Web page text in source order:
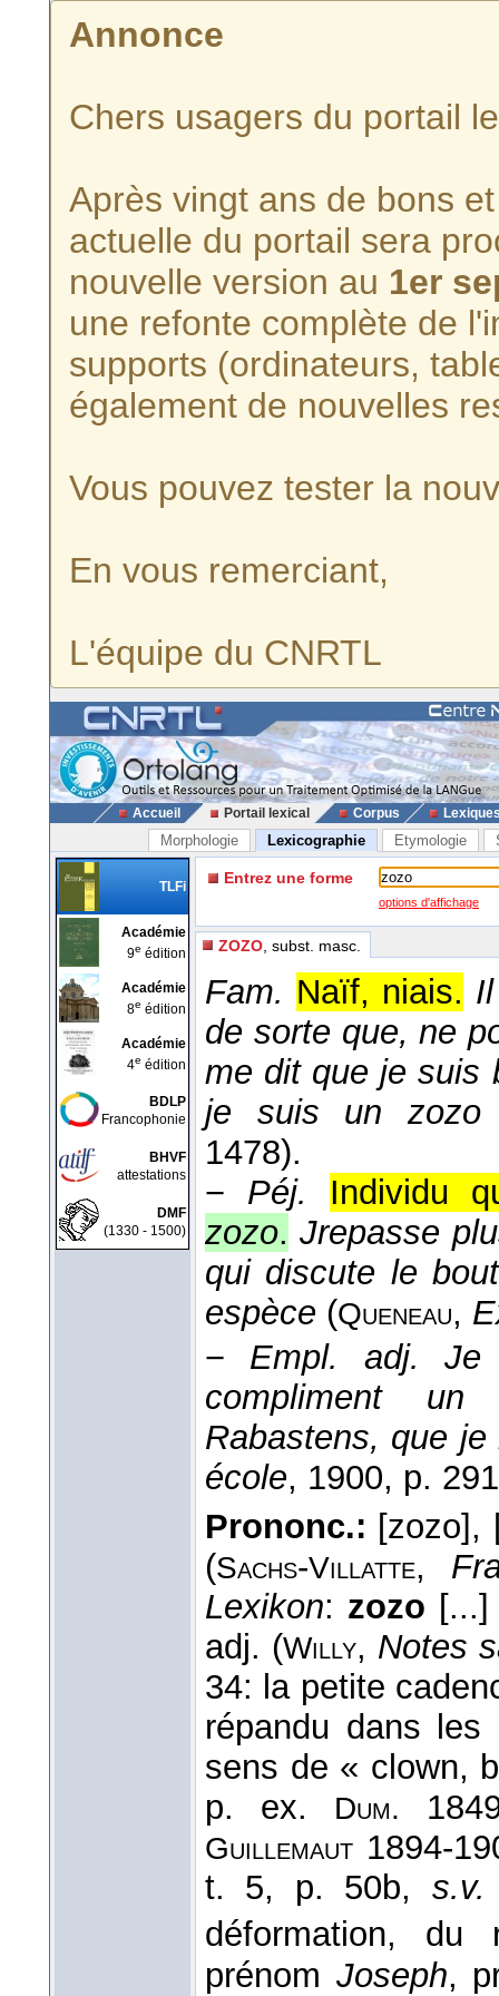
Annonce
Chers usagers du portail
Après vingt ans de bons
actuelle du portail sera
nouvelle version au 1er
une refonte complète de
supports (ordinateurs,
également de nouvelles
Vous pouvez tester la
En vous remerciant,
L'équipe du CNRTL
Accueil Portail lexical Corpus
Morphologie Lexicographie Etymologie
TLFi
Académie
9e édition
Académie
8e édition
Académie
4e édition
BDLP
Francophonie
BHVF
attestations
DMF
(1330 - 1500)
Entrez une forme
options d'affichage
ZOZO , subst. masc.
Fam. Naïf, niais.
de sorte que, ne
me dit que je suis
je suis un zozo
1478).
− Péj.
Individu
zozo. Jrepasse
qui discute le
espèce (Queneau,
− Empl. adj.
Je
compliment
Rabastens, que
école, 1900, p.
Prononc.: [zozo],
(Sachs-Villatte,
Lexikon: zozo
adj. (Willy, Notes
34: la petite
répandu dans
sens de « clown,
p. ex.
Dum.
Guillemaut 1894-
t. 5, p. 50b, s.v.
déformation, du
prénom Joseph,